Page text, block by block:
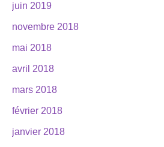
juin 2019
novembre 2018
mai 2018
avril 2018
mars 2018
février 2018
janvier 2018